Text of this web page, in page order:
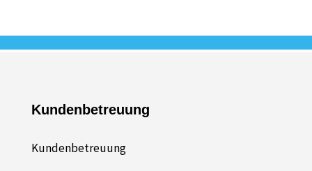
Kundenbetreuung
Kundenbetreuung